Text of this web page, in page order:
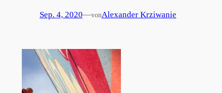
Sep. 4, 2020—vonAlexander Krziwanie